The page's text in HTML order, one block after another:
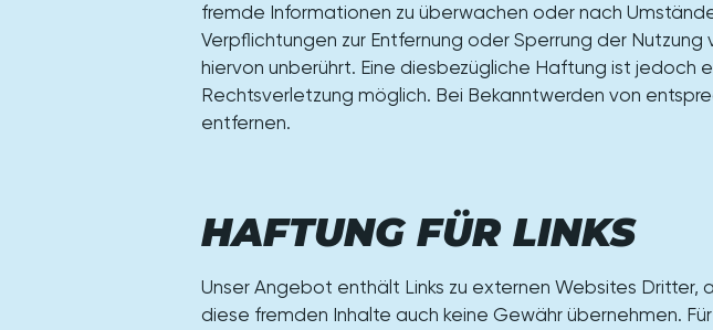
fremde Informationen zu überwachen oder nach
Verpflichtungen zur Entfernung oder Sperrung der
hiervon unberührt. Eine diesbezügliche Haftung ist jedoch
Rechtsverletzung möglich. Bei Bekanntwerden von
entfernen.
HAFTUNG FÜR LINKS
Unser Angebot enthält Links zu externen Websites Dritter,
diese fremden Inhalte auch keine Gewähr übernehmen.